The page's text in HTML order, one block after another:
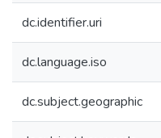
dc.identifier.uri
dc.language.iso
dc.subject.geographic